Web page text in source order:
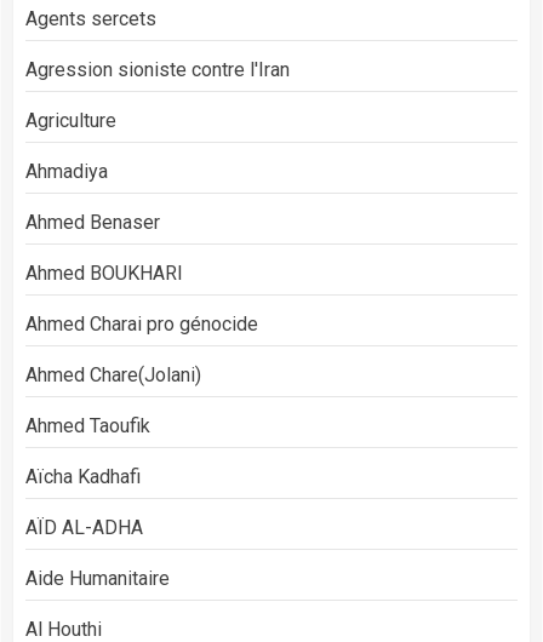
Agents sercets
Agression sioniste contre l'Iran
Agriculture
Ahmadiya
Ahmed Benaser
Ahmed BOUKHARI
Ahmed Charai pro génocide
Ahmed Chare(Jolani)
Ahmed Taoufik
Aïcha Kadhafi
AÏD AL-ADHA
Aide Humanitaire
Al Houthi